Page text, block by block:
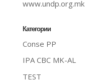
www.undp.org.mk
Категории
Conse PP
IPA CBC MK-AL
TEST